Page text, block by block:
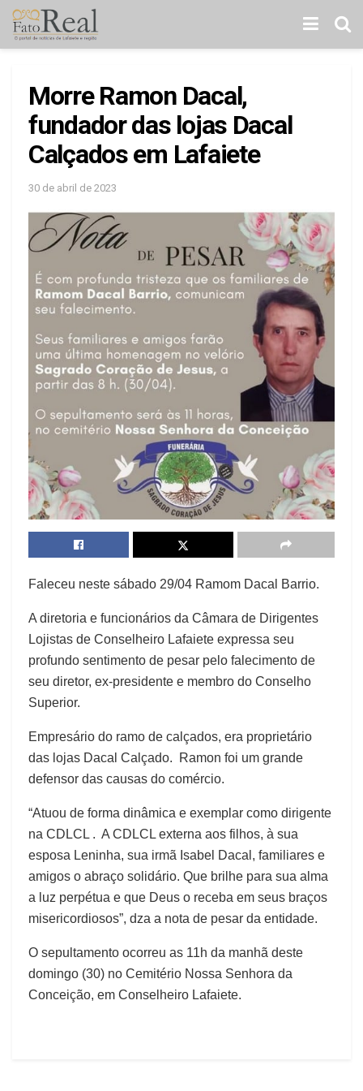
Morre Ramon Dacal,
fundador das lojas Dacal
Calçados em Lafaiete
30 de abril de 2023
Faleceu neste sábado 29/04 Ramom Dacal Barrio.
A diretoria e funcionários da Câmara de Dirigentes
Lojistas de Conselheiro Lafaiete expressa seu
profundo sentimento de pesar pelo falecimento de
seu diretor, ex-presidente e membro do Conselho
Superior.
Empresário do ramo de calçados, era proprietário
das lojas Dacal Calçado. Ramon foi um grande
defensor das causas do comércio.
“Atuou de forma dinâmica e exemplar como dirigente
na CDLCL . A CDLCL externa aos filhos, à sua
esposa Leninha, sua irmã Isabel Dacal, familiares e
amigos o abraço solidário. Que brilhe para sua alma
a luz perpétua e que Deus o receba em seus braços
misericordiosos”, dza a nota de pesar da entidade.
O sepultamento ocorreu as 11h da manhã deste
domingo (30) no Cemitério Nossa Senhora da
Conceição, em Conselheiro Lafaiete.